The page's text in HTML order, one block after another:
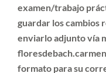
examen/trabajo
guardar los cambios
enviarlo adjunto vía
formato para su